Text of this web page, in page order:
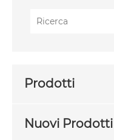
Prodotti
Nuovi Prodotti